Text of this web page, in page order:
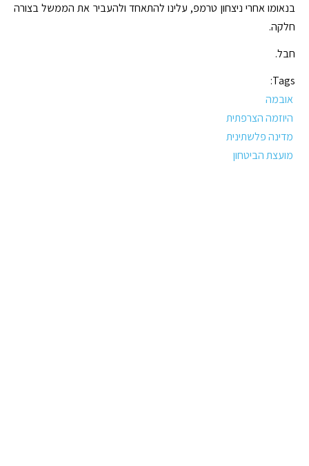
בנאומו אחרי ניצחון טרמפ, עלינו להתאחד ולהעביר את הממשל בצורה
חלקה.
חבל.
Tags:
אובמה
היוזמה הצרפתית
מדינה פלשתינית
מועצת הביטחון